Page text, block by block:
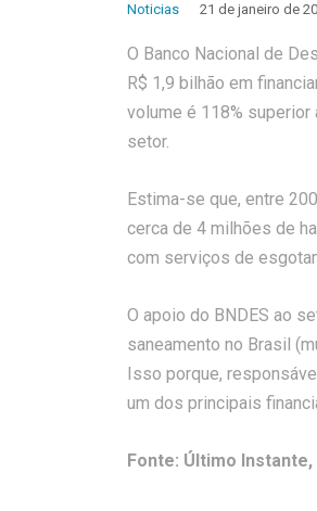
Noticias 21 de janeiro de
O Banco Nacional de
R$ 1,9 bilhão em
volume é 118%
setor.
Estima-se que, entre
cerca de 4 milhões de
com serviços de
O apoio do BNDES ao
saneamento no Brasil
Isso porque,
um dos principais
Fonte: Último Instante,